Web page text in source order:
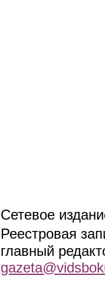
Сетевое
Реестровая
главный